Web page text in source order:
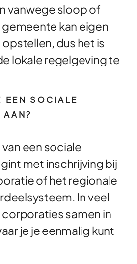
vanwege sloop of
kan eigen
dus het is
lokale regelgeving te
EEN SOCIALE
AAN?
een sociale
met inschrijving bij
of het regionale
In veel
corporaties samen in
je je eenmalig kunt